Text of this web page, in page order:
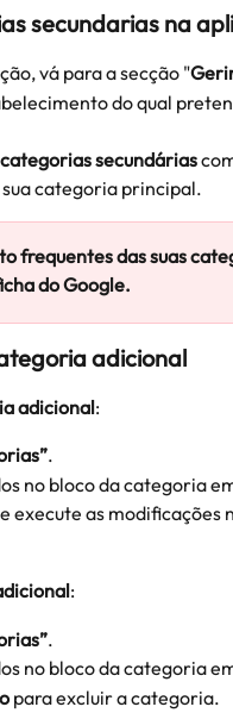
secundarias na
vá para a secção "
do qual
secundárias
categoria principal.
frequentes das suas
do Google.
adicional
adicional:
.
no bloco da categoria
e execute as modificações
:
.
no bloco da categoria
para excluir a categoria.